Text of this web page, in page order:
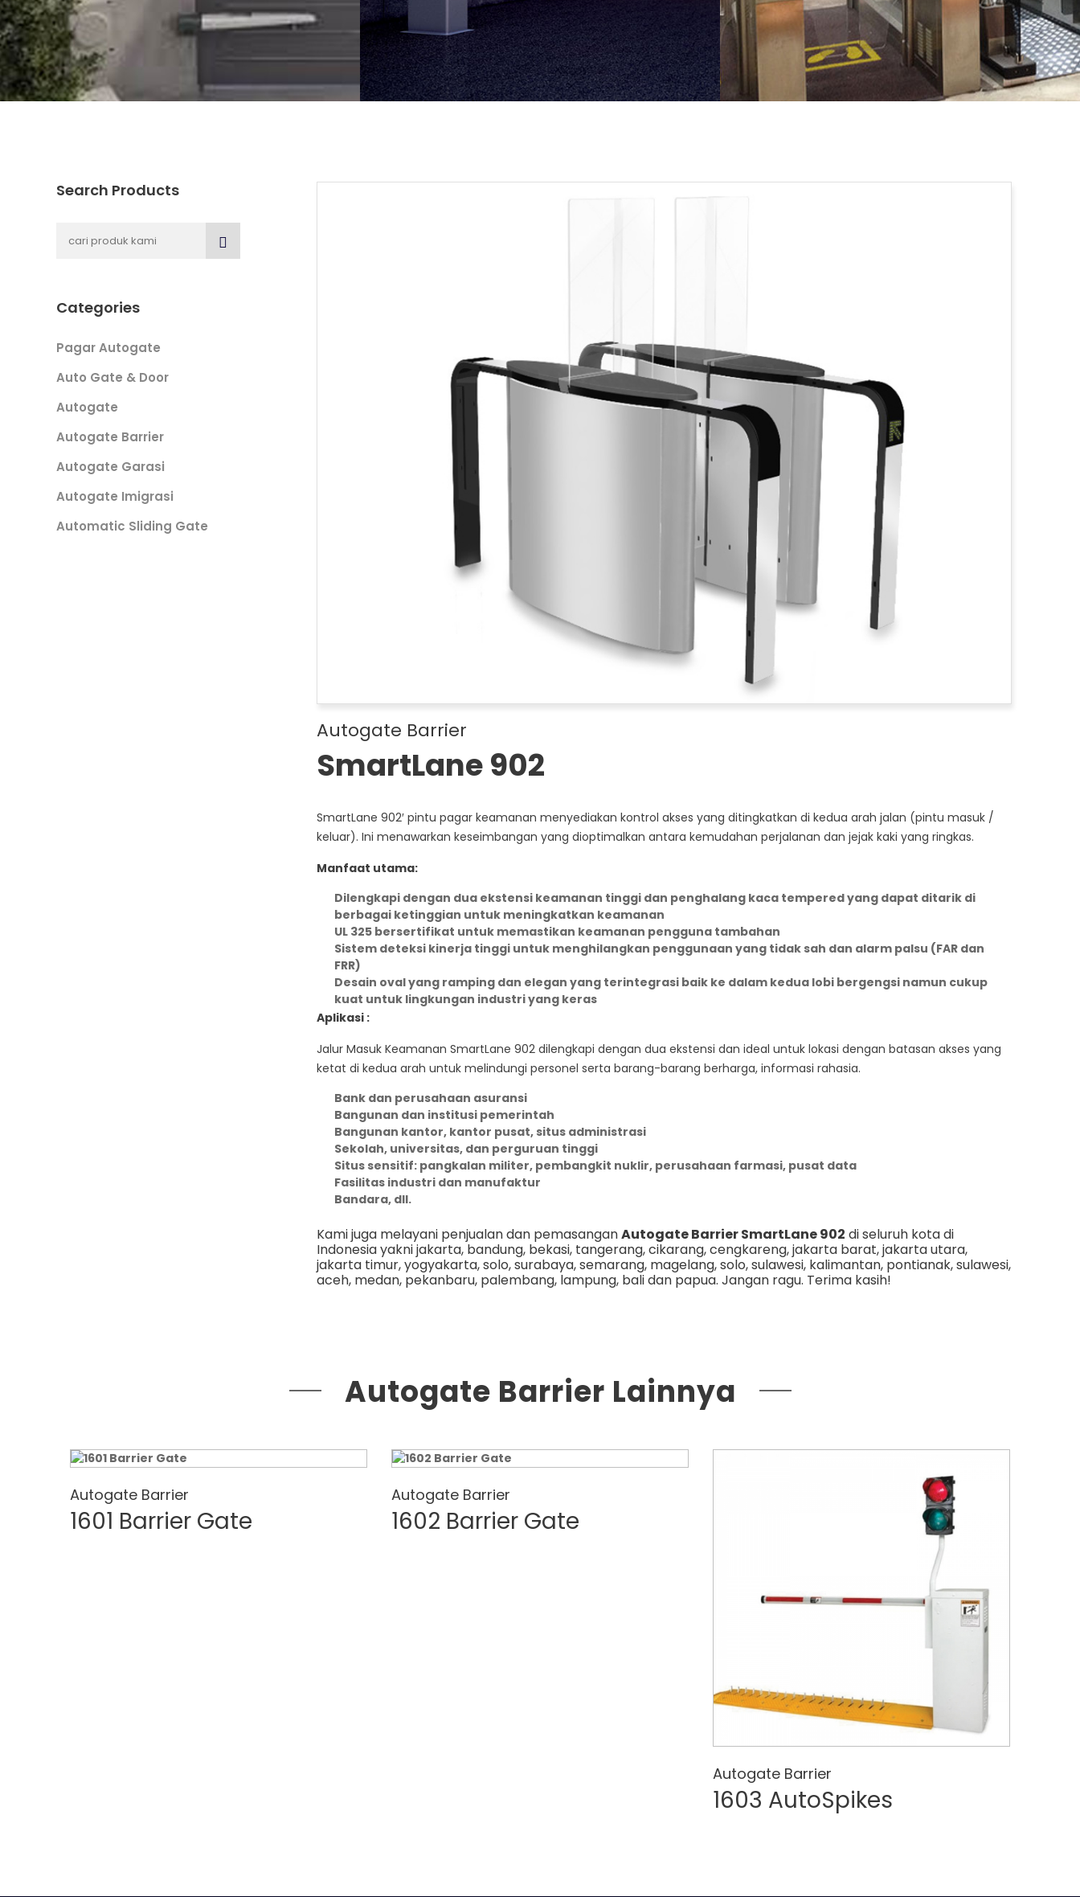
Search Products
Categories
Pagar Autogate
Auto Gate & Door
Autogate
Autogate Barrier
Autogate Garasi
Autogate Imigrasi
Automatic Sliding Gate
Autogate Barrier
SmartLane 902
SmartLane 902′ pintu pagar keamanan menyediakan kontrol akses yang ditingkatkan di kedua arah jalan (pintu masuk /
keluar). Ini menawarkan keseimbangan yang dioptimalkan antara kemudahan perjalanan dan jejak kaki yang ringkas.
Manfaat utama:
Dilengkapi dengan dua ekstensi keamanan tinggi dan penghalang kaca tempered yang dapat ditarik di
berbagai ketinggian untuk meningkatkan keamanan
UL 325 bersertifikat untuk memastikan keamanan pengguna tambahan
Sistem deteksi kinerja tinggi untuk menghilangkan penggunaan yang tidak sah dan alarm palsu (FAR dan
FRR)
Desain oval yang ramping dan elegan yang terintegrasi baik ke dalam kedua lobi bergengsi namun cukup
kuat untuk lingkungan industri yang keras
Aplikasi :
Jalur Masuk Keamanan SmartLane 902 dilengkapi dengan dua ekstensi dan ideal untuk lokasi dengan batasan akses yang
ketat di kedua arah untuk melindungi personel serta barang-barang berharga, informasi rahasia.
Bank dan perusahaan asuransi
Bangunan dan institusi pemerintah
Bangunan kantor, kantor pusat, situs administrasi
Sekolah, universitas, dan perguruan tinggi
Situs sensitif: pangkalan militer, pembangkit nuklir, perusahaan farmasi, pusat data
Fasilitas industri dan manufaktur
Bandara, dll.
Kami juga melayani penjualan dan pemasanganAutogate Barrier SmartLane 902 di seluruh kota di
Indonesia yaknijakarta, bandung, bekasi, tangerang,cikarang,cengkareng,jakarta barat,jakarta utara,
jakarta timur,yogyakarta,solo,surabaya,semarang, magelang,solo,sulawesi, kalimantan, pontianak,sulawesi,
aceh, medan, pekanbaru, palembang, lampung, balidan papua. Jangan ragu. Terima kasih!
Autogate Barrier Lainnya
Autogate Barrier
1601 Barrier Gate
Autogate Barrier
1602 Barrier Gate
Autogate Barrier
1603 AutoSpikes